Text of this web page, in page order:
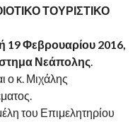
ΤΟΥΡΙΣΤΙΚΟ
19 Φεβρουαρίου 2016,
Νεάπολης.
ο κ. Μιχάλης
του Επιμελητηρίου